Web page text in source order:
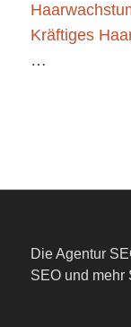
Kräftiges
…
Die Agentur
SEO und mehr